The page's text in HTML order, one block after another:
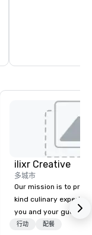
ilixr Creative
多城市
Our mission is to
kind culinary
you and your guests
memories and
行动 配餐